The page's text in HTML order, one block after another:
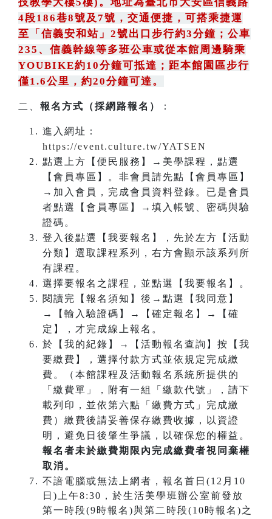
4段186巷8號及7號 ， 交通便捷，可搭乘捷運
至「信義安和站」2號出口步行約3分鐘 ； 公車
235 、 信義幹線等多班公車或從本館周邊騎乘
YOUBIKE約10分鐘可抵達；距本館園區步行
僅1.6公里，約20分鐘可達。
二、 報名方式（採網路報名） ：
進入網址：
https://event.culture.tw/YATSEN
點選上方【便民服務】→美學課程，點選
【會員專區】。非會員請先點【會員專區】
→加入會員，完成會員資料登錄。已是會員
者點選【會員專區】→填入帳號、密碼與驗
證碼。
登入後點選【我要報名】，先於左方【活動
分類】選取課程系列，右方會顯示該系列所
有課程。
選擇要報名之課程，並點選【我要報名】。
閱讀完【報名須知】後→點選【我同意】
→【輸入驗證碼】→【確定報名】→【確
定】，才完成線上報名。
於【我的紀錄】→【活動報名查詢】按【我
要繳費】，選擇付款方式並依規定完成繳
費。（本館課程及活動報名系統所提供的
「繳費單」，附有一組「繳款代號」，請下
載列印，並依第六點「繳費方式」完成繳
費）繳費後請妥善保存繳費收據，以資證
明，避免日後肇生爭議，以確保您的權益。
報名者未於繳費期限內完成繳費者視同棄權
取消。
不諳電腦或無法上網者，報名首日(12月10
日)上午8:30，於生活美學班辦公室前發放
第一時段(9時報名)與第二時段(10時報名)之